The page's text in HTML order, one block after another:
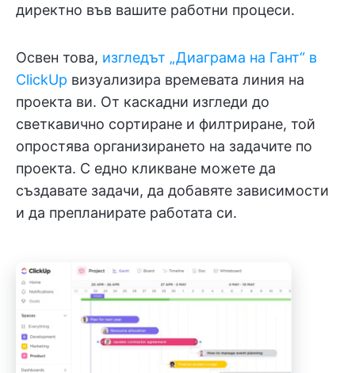
директно във вашите работни процеси.
Освен това, изгледът „Диаграма на Гант“ в
ClickUp визуализира времевата линия на
проекта ви. От каскадни изгледи до
светкавично сортиране и филтриране, той
опростява организирането на задачите по
проекта. С едно кликване можете да
създавате задачи, да добавяте зависимости
и да препланирате работата си.